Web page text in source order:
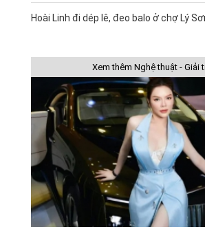
Hoài Linh đi dép lê, đeo balo ở chợ Lý
Xem thêm Nghệ thuật - Giải